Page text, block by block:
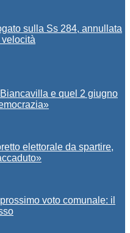
sulla Ss 284, annullata
velocità
e quel 2 giugno
elettorale da spartire,
voto comunale: il